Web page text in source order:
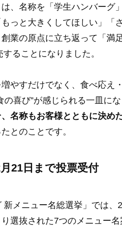
、名称を「学生ハンバーグ
っと大きくしてほしい」「
業の原点に立ち返って「満
ることになりました。
やすだけでなく、食べ応え
の喜び”が感じられる一皿に
名称もお客様とともに決めた
とのことです。
21日まで投票受付
メニュー名総選挙」では
選抜された7つのメニュー